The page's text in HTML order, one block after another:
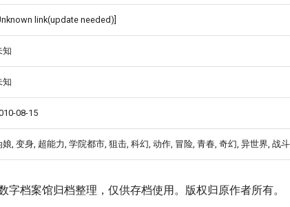
link(update needed)]
知
知
08-15
娘, 变身, 超能力, 学院都市, 狙击, 科幻, 动作, 冒险, 青春, 奇幻, 异世界, 战
字档案馆归档整理，仅供存档使用。版权归原作者所有。